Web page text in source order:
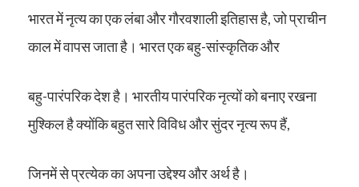
भारत में नृत्य का एक लंबा और गौरवशाली इतिहास है, जो प्राचीन
काल में वापस जाता है। भारत एक बहु-सांस्कृतिक और
बहु-पारंपरिक देश है। भारतीय पारंपरिक नृत्यों को बनाए रखना
मुश्किल है क्योंकि बहुत सारे विविध और सुंदर नृत्य रूप हैं,
जिनमें से प्रत्येक का अपना उद्देश्य और अर्थ है।